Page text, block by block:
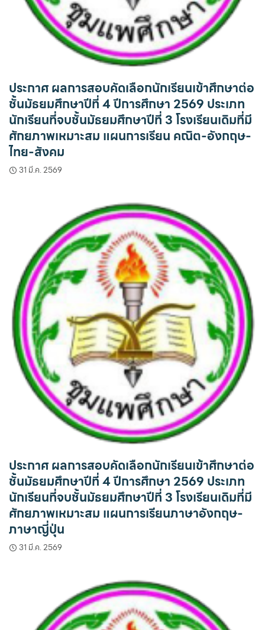
ประกาศ ผลการสอบคัดเลือกนักเรียนเข้าศึกษาต่อ
ชั้นมัธยมศึกษาปีที่ 4 ปีการศึกษา 2569 ประเภท
นักเรียนที่จบชั้นมัธยมศึกษาปีที่ 3 โรงเรียนเดิมที่มี
ศักยภาพเหมาะสม แผนการเรียน คณิต-อังกฤษ-
ไทย-สังคม
31 มี.ค. 2569
ประกาศ ผลการสอบคัดเลือกนักเรียนเข้าศึกษาต่อ
ชั้นมัธยมศึกษาปีที่ 4 ปีการศึกษา 2569 ประเภท
นักเรียนที่จบชั้นมัธยมศึกษาปีที่ 3 โรงเรียนเดิมที่มี
ศักยภาพเหมาะสม แผนการเรียนภาษาอังกฤษ-
ภาษาญี่ปุ่น
31 มี.ค. 2569